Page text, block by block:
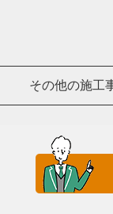
その他の施工